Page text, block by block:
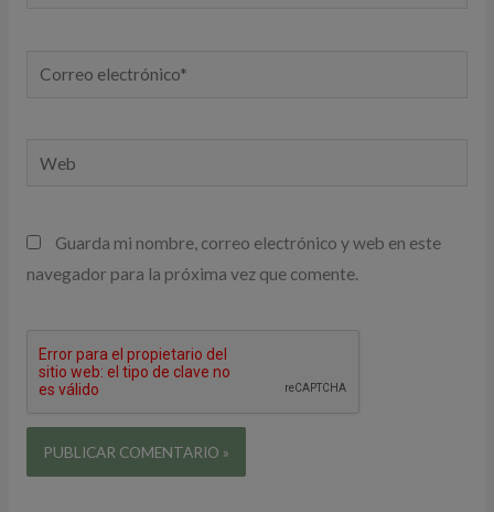
Correo
Web
Guarda mi nombre, correo electrónico y web en este
navegador para la próxima vez que comente.